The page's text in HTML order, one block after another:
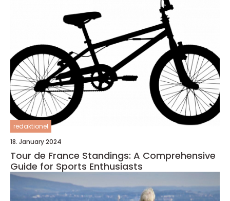
redaktionel
18. January 2024
Tour de France Standings: A Comprehensive
Guide for Sports Enthusiasts